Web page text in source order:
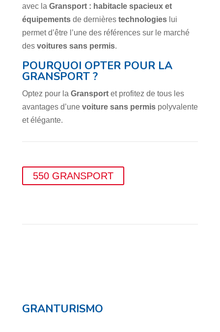
avec la Gransport : habitacle spacieux et
équipements de dernières technologies lui
permet d’être l’une des références sur le marché
des voitures sans permis.
POURQUOI OPTER POUR LA
GRANSPORT ?
Optez pour la Gransportet profitez de tous les
avantages d’une voiture sans permispolyvalente
et élégante.
550 GRANSPORT
GRANTURISMO